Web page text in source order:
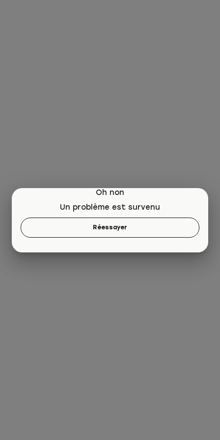
Oh non
Un problème est survenu
Réessayer